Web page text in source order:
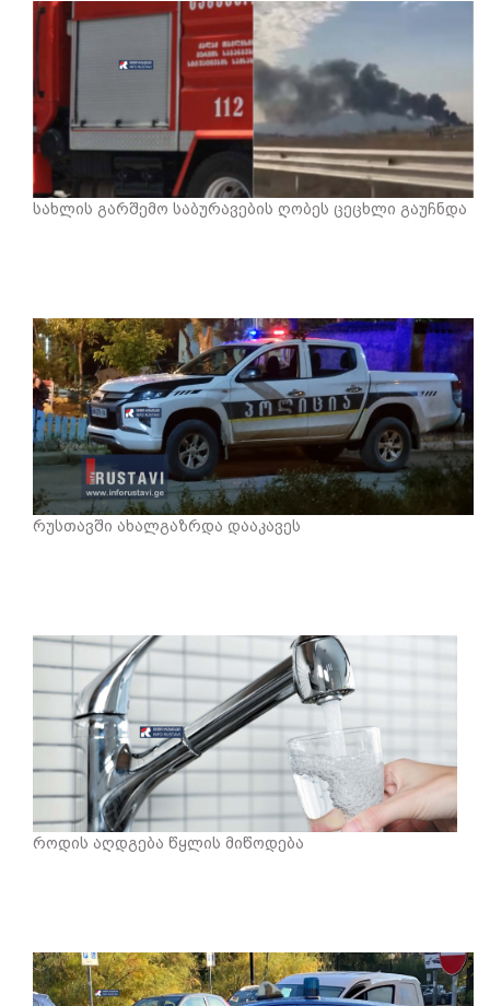
სახლის გარშემო საბურავების ღობეს ცეცხლი გაუჩნდა
რუსთავში ახალგაზრდა დააკავეს
როდის აღდგება წყლის მიწოდება